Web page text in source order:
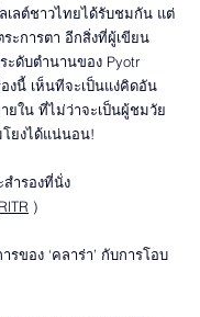
เลต์ชาวไทยได้รับชมกัน แต่
ะการตา อีกสิ่งที่ผู้เขียน
ะดับตำนานของ Pyotr
องนี้ เห็นทีจะเป็นแง่คิดอัน
ยใน ที่ไม่ว่าจะเป็นผู้ชมวัย
ยงได้แน่นอน!
สำรองที่นั่ง
)
ของ ‘คลาร่า’ กับการโอบ